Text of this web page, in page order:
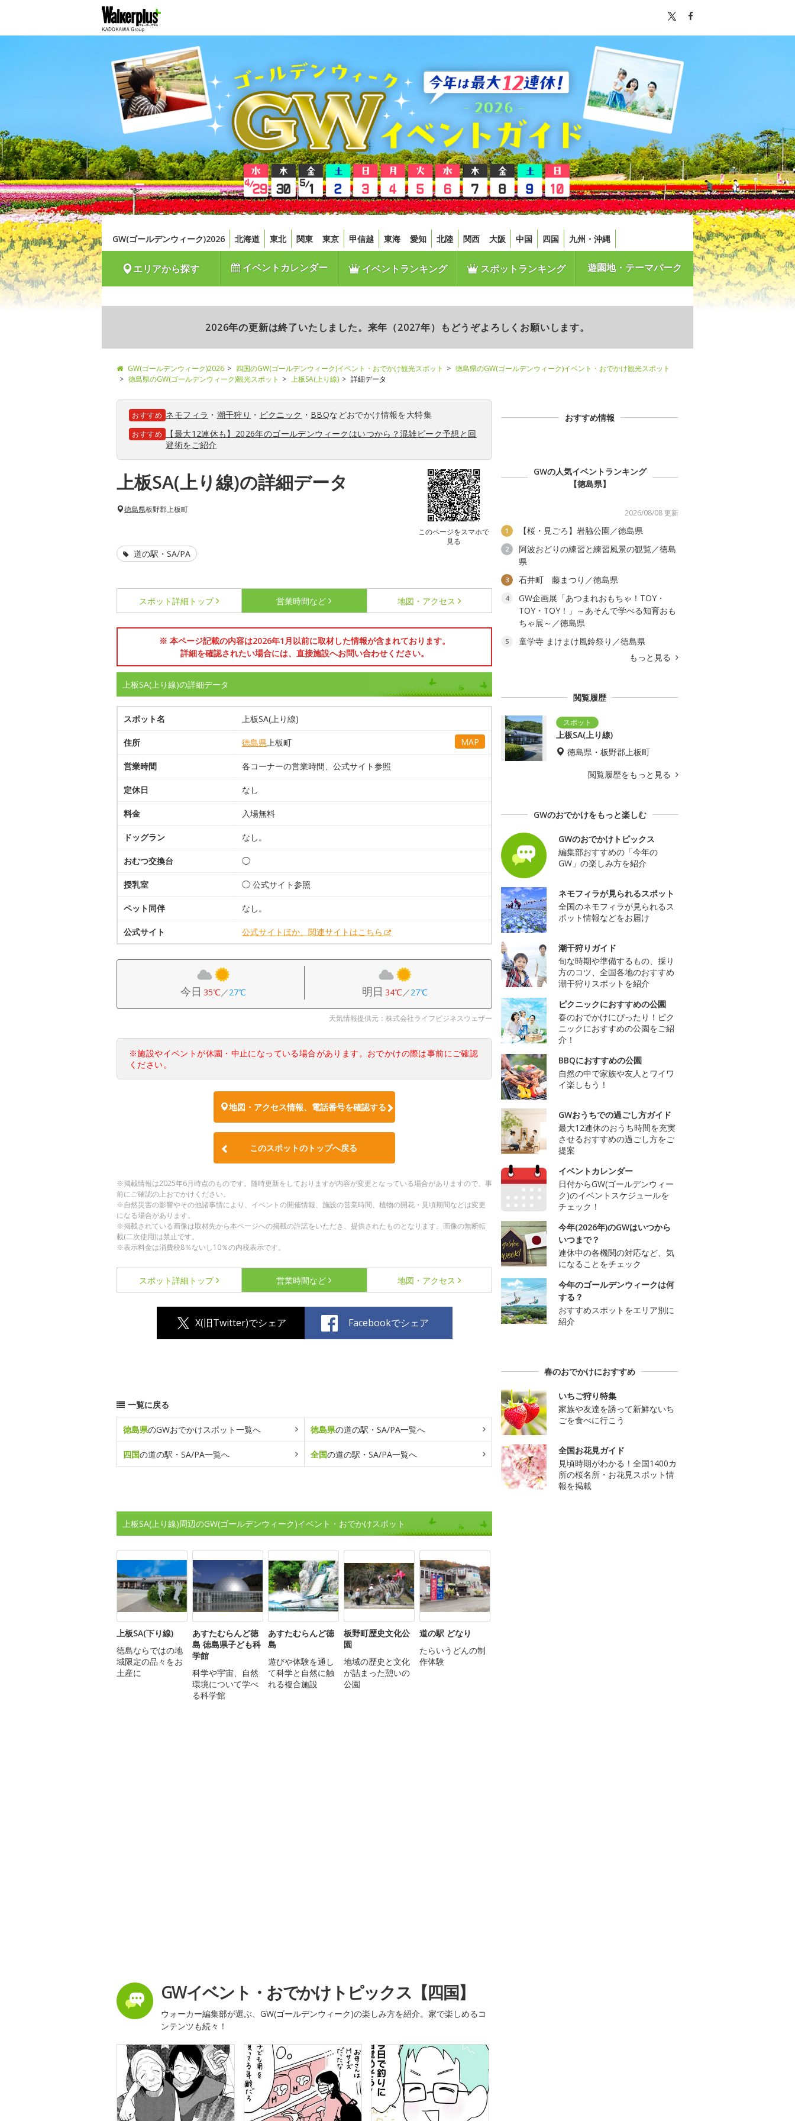
GW(ゴールデンウィーク)2026 北海道 東北 関東 東京 甲信越 東海 愛知 北陸 関西 大阪 中国 四国 九州・沖縄
エリアから探す イベントカレンダー イベントランキング スポットランキング 遊園地・テーマパーク
2026年の更新は終了いたしました。来年（2027年）もどうぞよろしくお願いします。
GW(ゴールデンウィーク)2026 四国のGW(ゴールデンウィーク)イベント・おでかけ観光スポット
徳島県のGW(ゴールデンウィーク)イベント・おでかけ観光スポット
徳島県のGW(ゴールデンウィーク)観光スポット
上板SA(上り線) 詳細データ
おすすめ ネモフィラ ・ 潮干狩り ・ ピクニック ・ BBQなどおでかけ情報を大特集
おすすめ
【最大12連休も】2026年のゴールデンウィークはいつから？混雑ピーク予想と回
避術をご紹介
上板SA(上り線)の詳細データ
このページをスマホで
見る
徳島県板野郡上板町
道の駅・SA/PA
スポット詳細 トップ 営業時間など 地図・アクセス
※ 本ページ記載の内容は2026年1月以前に取材した情報が含まれております。
詳細を確認されたい場合には、直接施設へお問い合わせください。
上板SA(上り線)の詳細データ
スポット名 上板SA(上り線)
住所 徳島県上板町 MAP
営業時間 各コーナーの営業時間、公式サイト参照
定休日 なし
料金 入場無料
ドッグラン なし。
おむつ交換台 ◯
授乳室 ◯ 公式サイト参照
ペット同伴 なし。
公式サイト 公式サイトほか、関連サイトはこちら
今日 35℃／27℃ 明日 34℃／27℃
天気情報提供元：株式会社ライフビジネスウェザー
※施設やイベントが休園・中止になっている場合があります。おでかけの際は事前にご確認
ください。
地図・アクセス情報、電話番号を確認する
このスポットのトップへ戻る
※掲載情報は2025年6月時点のものです。随時更新をしておりますが内容が変更となっている場合がありますので、事
前にご確認の上おでかけください。
※自然災害の影響やその他諸事情により、イベントの開催情報、施設の営業時間、植物の開花・見頃期間などは変更
になる場合があります。
※掲載されている画像は取材先から本ページへの掲載の許諾をいただき、提供されたものとなります。画像の無断転
載(二次使用)は禁止です。
※表示料金は消費税8％ないし10％の内税表示です。
スポット詳細 トップ 営業時間など 地図・アクセス
X(旧Twitter)でシェア Facebookでシェア
一覧に戻る
徳島県のGWおでかけスポット一覧へ 徳島県の道の駅・SA/PA一覧へ
四国の道の駅・SA/PA一覧へ 全国の道の駅・SA/PA一覧へ
上板SA(上り線)周辺のGW(ゴールデンウィーク)イベント・おでかけスポット
上板SA(下り線)
徳島ならではの地
域限定の品々をお
土産に
あすたむらんど徳
島 徳島県子ども科
学館
科学や宇宙、自然
環境について学べ
る科学館
あすたむらんど徳
島
遊びや体験を通し
て科学と自然に触
れる複合施設
板野町歴史文化公
園
地域の歴史と文化
が詰まった憩いの
公園
道の駅 どなり
たらいうどんの制
作体験
GWイベント・おでかけトピックス【四国】
ウォーカー編集部が選ぶ、GW(ゴールデンウィーク)の楽しみ方を紹介。家で楽しめるコ
ンテンツも続々！
おすすめ情報
GWの人気イベントランキング
【徳島県】
2026/08/08 更新
1 【桜・見ごろ】岩脇公園／徳島県
2
阿波おどりの練習と練習風景の観覧／徳島
県
3 石井町 藤まつり／徳島県
4
GW企画展「あつまれおもちゃ！TOY・
TOY・TOY！」～あそんで学べる知育おも
ちゃ展～／徳島県
5
童学寺 まけまけ風鈴祭り／徳島県
もっと見る
閲覧履歴
上板SA(上り線)
徳島県・板野郡上板町
閲覧履歴をもっと見る
GWのおでかけをもっと楽しむ
GWのおでかけトピックス
編集部おすすめの「今年の
GW」の楽しみ方を紹介
ネモフィラが見られるスポット
全国のネモフィラが見られるス
ポット情報などをお届け
潮干狩りガイド
旬な時期や準備するもの、採り
方のコツ、全国各地のおすすめ
潮干狩りスポットを紹介
ピクニックにおすすめの公園
春のおでかけにぴったり！ピク
ニックにおすすめの公園をご紹
介！
BBQにおすすめの公園
自然の中で家族や友人とワイワ
イ楽しもう！
GWおうちでの過ごし方ガイド
最大12連休のおうち時間を充実
させるおすすめの過ごし方をご
提案
イベントカレンダー
日付からGW(ゴールデンウィー
ク)のイベントスケジュールを
チェック！
今年(2026年)のGWはいつから
いつまで？
連休中の各機関の対応など、気
になることをチェック
今年のゴールデンウィークは何
する？
おすすめスポットをエリア別に
紹介
春のおでかけにおすすめ
いちご狩り特集
家族や友達を誘って新鮮ないち
ごを食べに行こう
全国お花見ガイド
見頃時期がわかる！全国1400カ
所の桜名所・お花見スポット情
報を掲載